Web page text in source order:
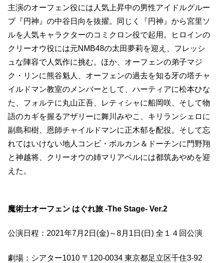
主演のオーフェン役には人気上昇中の男性アイドルグルー
プ『円神』の中谷日向を抜擢。同じく『円神』から宮里ソ
ルを人気キャラクターのコミクロン役で起用。ヒロインの
クリーオウ役には元NMB48の太田夢莉を迎え、フレッシ
ュな陣容で人気作に挑む。ほか、オーフェンの弟子マジ
ク・リンに熊谷魁人、オーフェンの過去を知る牙の塔チャ
イルドマン教室のメンバーとして、ハーティアに松本ひな
た、フォルテに丸山正吾、レティシャに船岡咲、そして物
語のカギを握るアザリーに舞川みやこ、キリランシェロに
副島和樹、恩師チャイルドマンに正木郁を配役。そして忘
れてはいけない地人コンビ・ボルカン＆ドーチンに門野翔
と神越将、クリーオウの姉マリアベルには都筑あやめを迎
えた。
魔術士オーフェン はぐれ旅 -The Stage- Ver.2
公演日程：2021年7月2日(金)～8月1日(日) 全１４回公演
劇場：シアター1010 〒120-0034 東京都足立区千住3-92